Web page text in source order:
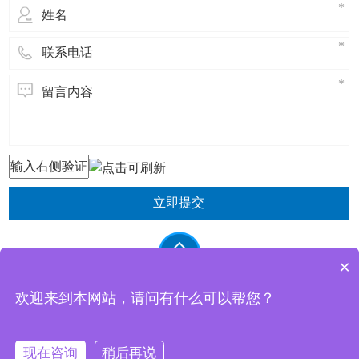
立即提交
东莞市祥杰电子科技有限公司 版权所有
×
欢迎来到本网站，请问有什么可以帮您？
现在咨询 稍后再说